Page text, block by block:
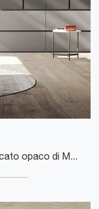
Ecco qui l'armadio Comp N23 in laccato opaco di Mobilgam! Un ricco catalogo di armadi a muro con ante battenti.